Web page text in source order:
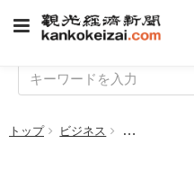
トップ ビジネス システム改